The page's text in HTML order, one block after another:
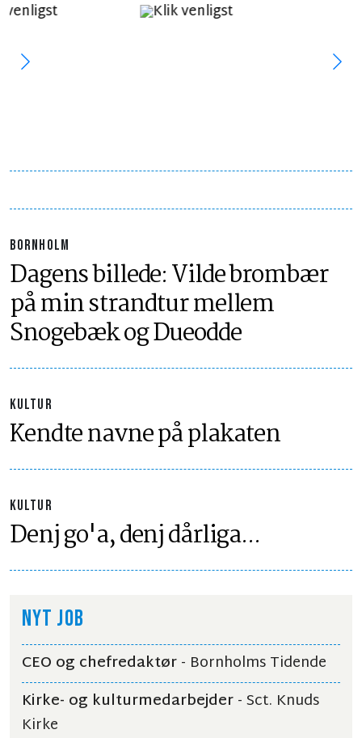
BORNHOLM
Dagens billede: Vilde brombær
på min strandtur mellem
Snogebæk og Dueodde
KULTUR
Kendte navne på plakaten
KULTUR
Denj go'a, denj dårliga...
NYT JOB
CEO og chefredaktør- Bornholms Tidende
Kirke- og kulturmedarbejder- Sct. Knuds
Kirke